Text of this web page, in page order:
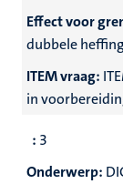
Effect voor
dubbele
ITEM vraag:
in
: 3
Onderwerp: